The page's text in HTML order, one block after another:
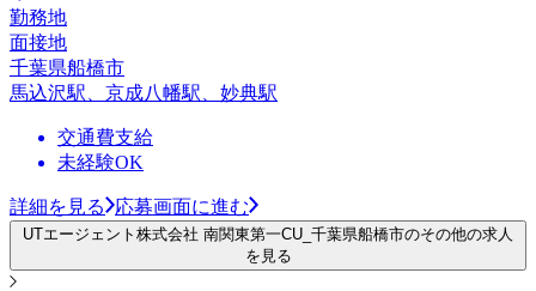
勤務地
面接地
千葉県船橋市
馬込沢駅、京成八幡駅、妙典駅
交通費支給
未経験OK
詳細を見る 応募画面に進む
UTエージェント株式会社 南関東第一CU_千葉県船橋市のその他の求人
を見る